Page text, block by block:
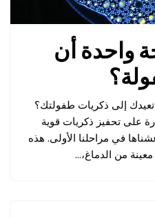
واحدة أن
إلى ذكريات طفولتك؟
على تحفيز ذكريات قوية
في مراحلنا الأولى. هذه
من الدماغ،…